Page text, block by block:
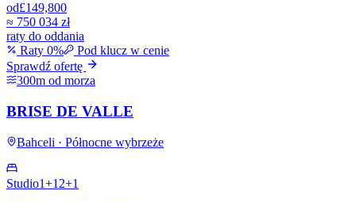
od£149,800
≈ 750 034 zł
raty do oddania
Raty 0%
Pod klucz w cenie
Sprawdź ofertę
300m od morza
BRISE DE VALLE
Bahceli · Północne wybrzeże
Studio1+1 2+1